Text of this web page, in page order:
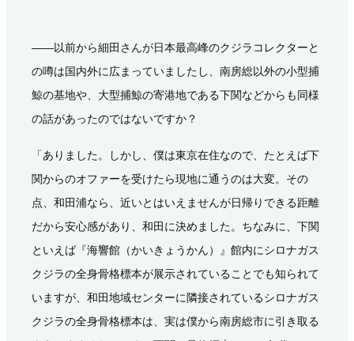
――以前から細田さんが日本最高峰のクジラコレクターと
の噂は国内外に広まっていましたし、南房総以外の小型捕
鯨の基地や、大型捕鯨の寄港地である下関などからも同様
の話があったのではないですか？
「ありました。しかし、僕は東京在住なので、たとえば下
関からのオファーを受けたら現地に通うのは大変。その
点、和田浦なら、近いとはいえませんが日帰りできる距離
だから安心感があり、和田に決めました。ちなみに、下関
といえば『海響館（かいきょうかん）』館内にシロナガス
クジラの全身骨格標本が展示されていることでも知られて
いますが、和田地域センターに隣接されているシロナガス
クジラの全身骨格標本は、実は僕から南房総市に引き取る